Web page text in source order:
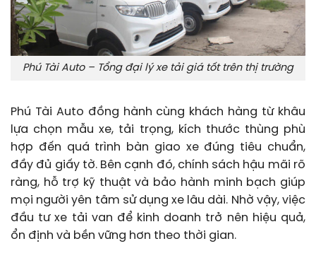
Phú Tài Auto – Tổng đại lý xe tải giá tốt trên thị trường
Phú Tài Auto đồng hành cùng khách hàng từ khâu
lựa chọn mẫu xe, tải trọng, kích thước thùng phù
hợp đến quá trình bàn giao xe đúng tiêu chuẩn,
đầy đủ giấy tờ. Bên cạnh đó, chính sách hậu mãi rõ
ràng, hỗ trợ kỹ thuật và bảo hành minh bạch giúp
mọi người yên tâm sử dụng xe lâu dài. Nhờ vậy, việc
đầu tư xe tải van để kinh doanh trở nên hiệu quả,
ổn định và bền vững hơn theo thời gian.